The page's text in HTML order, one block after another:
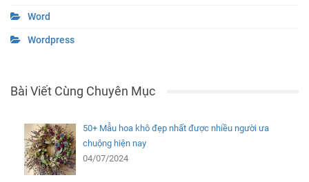
Word
Wordpress
Bài Viết Cùng Chuyên Mục
50+ Mẫu hoa khô đẹp nhất được nhiều người ưa
chuộng hiện nay
04/07/2024